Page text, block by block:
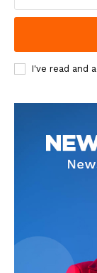
I've read and